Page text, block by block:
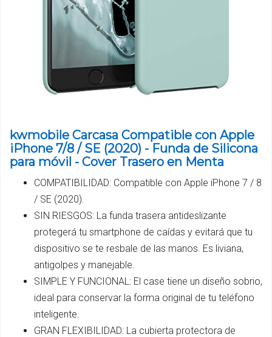
kwmobile Carcasa Compatible con Apple
iPhone 7/8 / SE (2020) - Funda de Silicona
para móvil - Cover Trasero en Menta
COMPATIBILIDAD: Compatible con Apple iPhone 7 / 8
/ SE (2020).
SIN RIESGOS: La funda trasera antideslizante
protegerá tu smartphone de caídas y evitará que tu
dispositivo se te resbale de las manos. Es liviana,
antigolpes y manejable.
SIMPLE Y FUNCIONAL: El case tiene un diseño sobrio,
ideal para conservar la forma original de tu teléfono
inteligente.
GRAN FLEXIBILIDAD: La cubierta protectora de